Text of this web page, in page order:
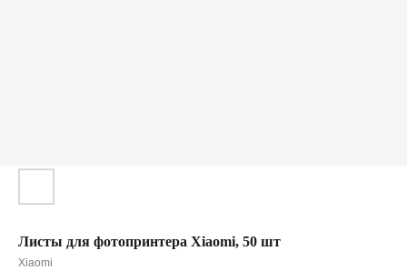
Листы для фотопринтера Xiaomi, 50 шт
Xiaomi